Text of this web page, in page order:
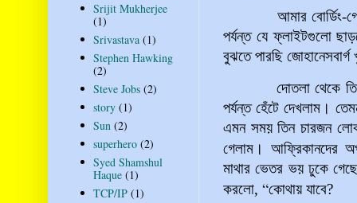
আমার বোর্ডিং-গেট
পর্যন্ত যে ফ্লাইটগুলো
বুঝতে পারছি
দোতলা থেকে
পর্যন্ত হেঁটে দেখলাম।
এমন সময় তিন চারজন
গেলাম। আফ্রিকানদের
মাথার ভেতর ভয় ঢুকে
করলো, “কোথায় যাবে?
Srijit Mukherjee
(1)
Srivastava (1)
Stephen Hawking
(2)
Steve Jobs (2)
story (1)
Sun (2)
superhero (2)
Syed Shamshul
Haque (1)
TCP/IP (1)